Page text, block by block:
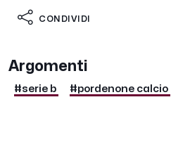
CONDIVIDI
Argomenti
#serie b #pordenone calcio